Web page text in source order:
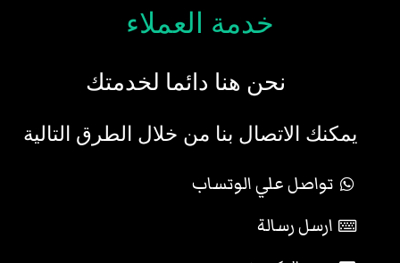
خدمة العملاء
نحن هنا دائما لخدمتك
يمكنك الاتصال بنا من خلال الطرق التالية
تواصل علي الوتساب
ارسل رسالة